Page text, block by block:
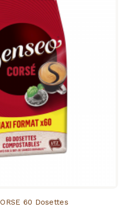
60 Dosettes